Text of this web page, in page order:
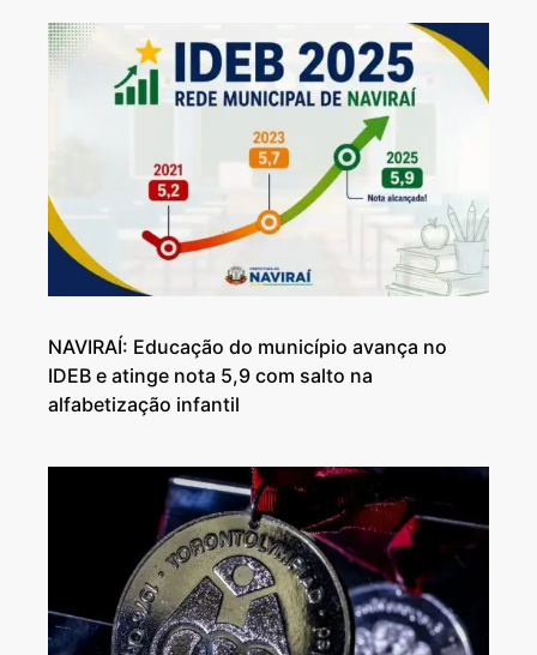
NAVIRAÍ: Educação do município avança no
IDEB e atinge nota 5,9 com salto na
alfabetização infantil